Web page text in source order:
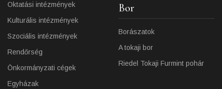
Oktatási intézmények
Kulturális intézmények
Szociális intézmények
Rendőrség
Önkormányzati cégek
Egyházak
Bor
Borászatok
A tokaji bor
Riedel Tokaji Furmint pohár